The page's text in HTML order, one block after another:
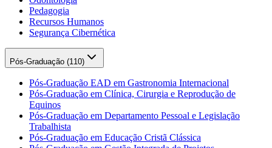
Pedagogia
Recursos Humanos
Segurança Cibernética
Pós-Graduação (110)
Pós-Graduação EAD em Gastronomia Internacional
Pós-Graduação em Clínica, Cirurgia e Reprodução de
Equinos
Pós-Graduação em Departamento Pessoal e Legislação
Trabalhista
Pós-Graduação em Educação Cristã Clássica